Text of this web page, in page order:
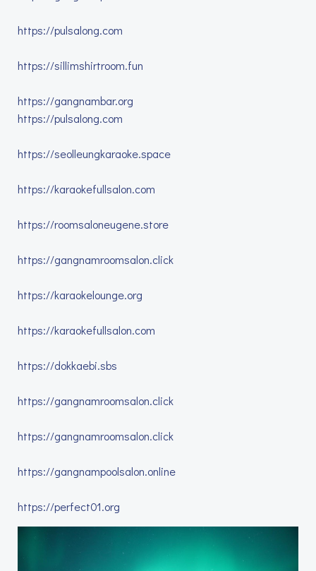
https://pulsalong.com
https://sillimshirtroom.fun
https://gangnambar.org
https://pulsalong.com
https://seolleungkaraoke.space
https://karaokefullsalon.com
https://roomsaloneugene.store
https://gangnamroomsalon.click
https://karaokelounge.org
https://karaokefullsalon.com
https://dokkaebi.sbs
https://gangnamroomsalon.click
https://gangnamroomsalon.click
https://gangnampoolsalon.online
https://perfect01.org